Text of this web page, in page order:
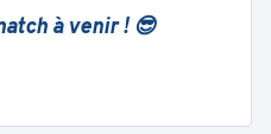
à venir ! 😎